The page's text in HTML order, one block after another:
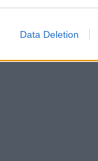
Data Deletion